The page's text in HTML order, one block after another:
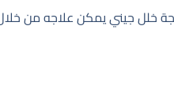
خلل جيني يمكن علاجه من